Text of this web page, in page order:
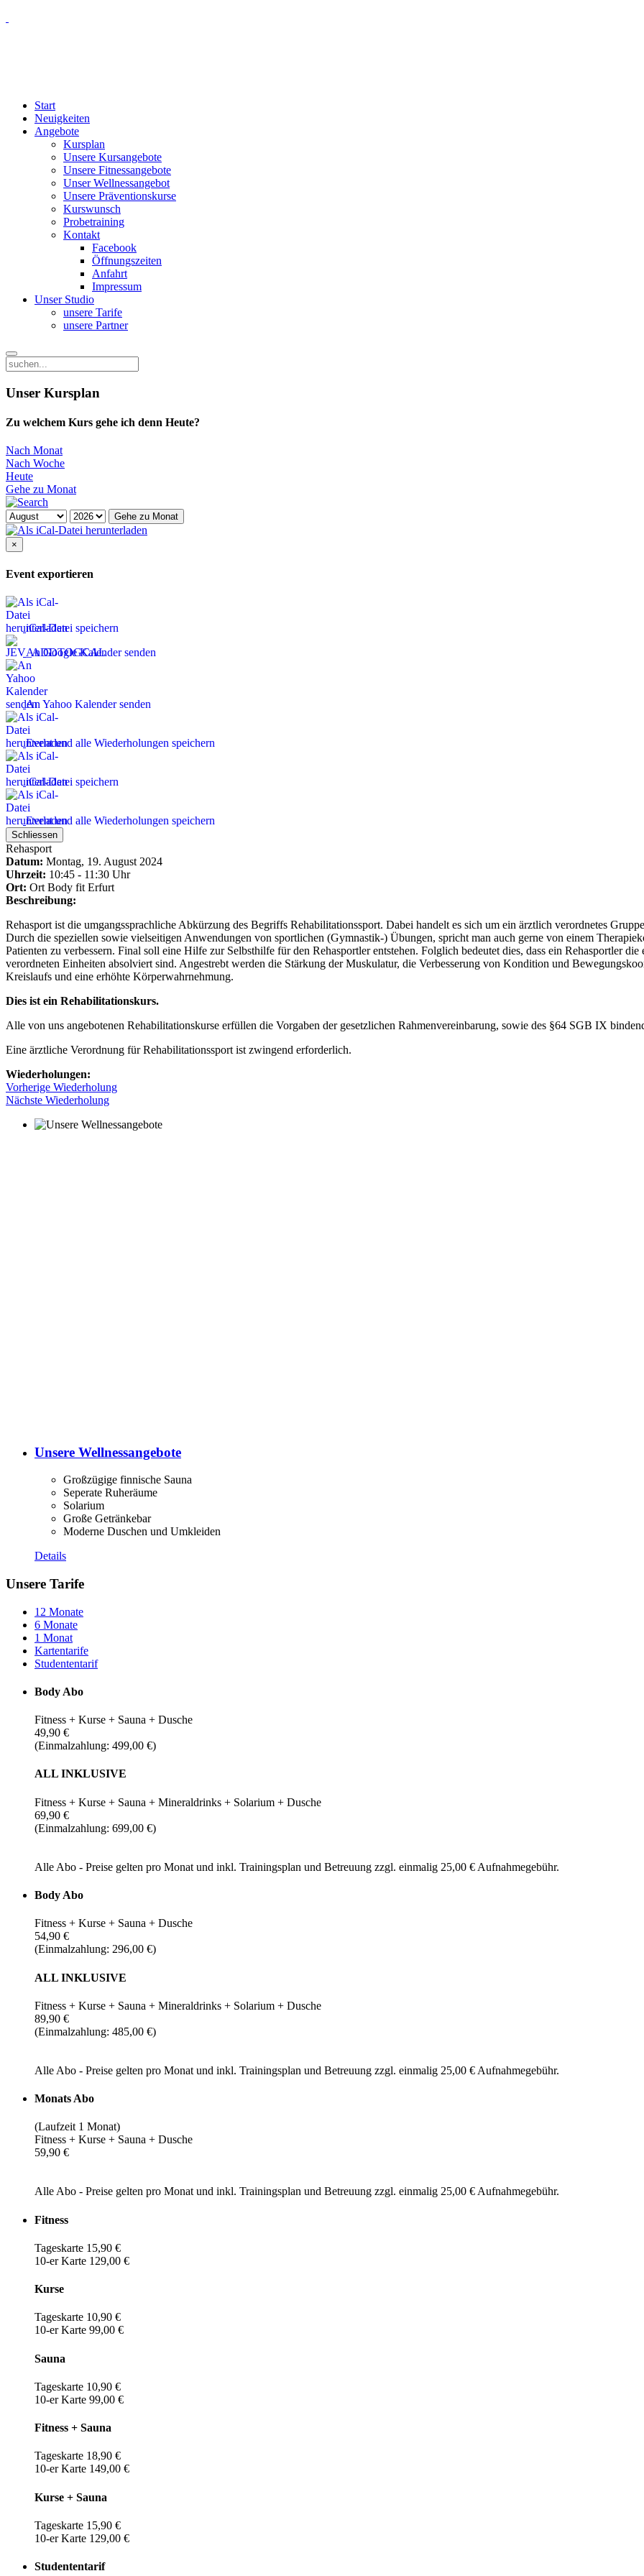
Start
Neuigkeiten
Angebote
Kursplan
Unsere Kursangebote
Unsere Fitnessangebote
Unser Wellnessangebot
Unsere Präventionskurse
Kurswunsch
Probetraining
Kontakt
Facebook
Öffnungszeiten
Anfahrt
Impressum
Unser Studio
unsere Tarife
unsere Partner
Unser Kursplan
Zu welchem Kurs gehe ich denn Heute?
Nach Monat
Nach Woche
Heute
Gehe zu Monat
Gehe zu Monat
×
Event exportieren
iCal-Datei speichern
An Google Kalender senden
An Yahoo Kalender senden
Event und alle Wiederholungen speichern
iCal-Datei speichern
Event und alle Wiederholungen speichern
Schliessen
Rehasport
Datum: Montag, 19. August 2024
Uhrzeit: 10:45 - 11:30 Uhr
Ort: Ort Body fit Erfurt
Beschreibung:
Rehasport ist die umgangssprachliche Abkürzung des Begriffs Rehabilitationssport. Dabei handelt es sich um ein ärztlich verordnetes
Durch die speziellen sowie vielseitigen Anwendungen von sportlichen (Gymnastik-) Übungen, spricht man auch gerne von einem
Patienten zu verbessern. Final soll eine Hilfe zur Selbsthilfe für den Rehasportler entstehen. Folglich bedeutet dies, dass ein Rehasportler
verordneten Einheiten absolviert sind. Angestrebt werden die Stärkung der Muskulatur, die Verbesserung von Kondition und
Kreislaufs und eine erhöhte Körperwahrnehmung.
Dies ist ein Rehabilitationskurs.
Alle von uns angebotenen Rehabilitationskurse erfüllen die Vorgaben der gesetzlichen Rahmenvereinbarung, sowie des §64 SGB IX
Eine ärztliche Verordnung für Rehabilitationssport ist zwingend erforderlich.
Wiederholungen:
Vorherige Wiederholung
Nächste Wiederholung
Unsere Wellnessangebote
Großzügige finnische Sauna
Seperate Ruheräume
Solarium
Große Getränkebar
Moderne Duschen und Umkleiden
Details
Unsere Tarife
12 Monate
6 Monate
1 Monat
Kartentarife
Studententarif
Body Abo
Fitness + Kurse + Sauna + Dusche
49,90 €
(Einmalzahlung: 499,00 €)
ALL INKLUSIVE
Fitness + Kurse + Sauna + Mineraldrinks + Solarium + Dusche
69,90 €
(Einmalzahlung: 699,00 €)
Alle Abo - Preise gelten pro Monat und inkl. Trainingsplan und Betreuung zzgl. einmalig 25,00 € Aufnahmegebühr.
Body Abo
Fitness + Kurse + Sauna + Dusche
54,90 €
(Einmalzahlung: 296,00 €)
ALL INKLUSIVE
Fitness + Kurse + Sauna + Mineraldrinks + Solarium + Dusche
89,90 €
(Einmalzahlung: 485,00 €)
Alle Abo - Preise gelten pro Monat und inkl. Trainingsplan und Betreuung zzgl. einmalig 25,00 € Aufnahmegebühr.
Monats Abo
(Laufzeit 1 Monat)
Fitness + Kurse + Sauna + Dusche
59,90 €
Alle Abo - Preise gelten pro Monat und inkl. Trainingsplan und Betreuung zzgl. einmalig 25,00 € Aufnahmegebühr.
Fitness
Tageskarte 15,90 €
10-er Karte 129,00 €
Kurse
Tageskarte 10,90 €
10-er Karte 99,00 €
Sauna
Tageskarte 10,90 €
10-er Karte 99,00 €
Fitness + Sauna
Tageskarte 18,90 €
10-er Karte 149,00 €
Kurse + Sauna
Tageskarte 15,90 €
10-er Karte 129,00 €
Studententarif